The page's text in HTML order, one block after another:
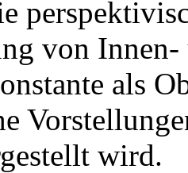
von
als
wird.